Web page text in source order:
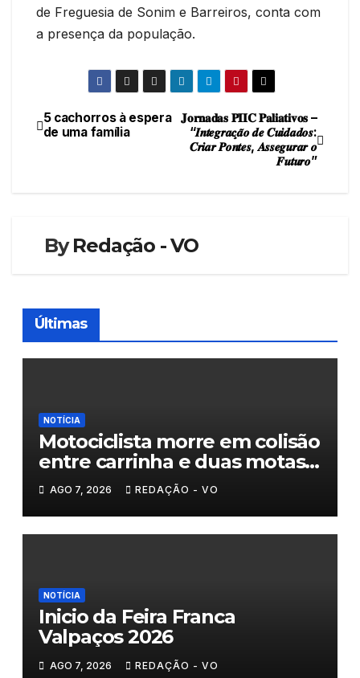
de Freguesia de Sonim e Barreiros, conta com
a presença da população.
Navegação
𝐉𝐨𝐫𝐧𝐚𝐝𝐚𝐬 𝐏𝐈𝐈𝐂 𝐏𝐚𝐥𝐢𝐚𝐭𝐢𝐯𝐨𝐬 –
“𝑰𝒏𝒕𝒆𝒈𝒓𝒂𝒄̧𝒂̃𝒐 𝒅𝒆 𝑪𝒖𝒊𝒅𝒂𝒅𝒐𝒔:
𝑪𝒓𝒊𝒂𝒓 𝑷𝒐𝒏𝒕𝒆𝒔, 𝑨𝒔𝒔𝒆𝒈𝒖𝒓𝒂𝒓 𝒐
𝑭𝒖𝒕𝒖𝒓𝒐”
5 cachorros à espera
de uma família
ByRedação - VO
Últimas
NOTÍCIA
Motociclista morre em colisão
entre carrinha e duas motas
em Chaves
AGO 7, 2026 REDAÇÃO - VO
NOTÍCIA
Inicio da Feira Franca
Valpaços 2026
AGO 7, 2026 REDAÇÃO - VO